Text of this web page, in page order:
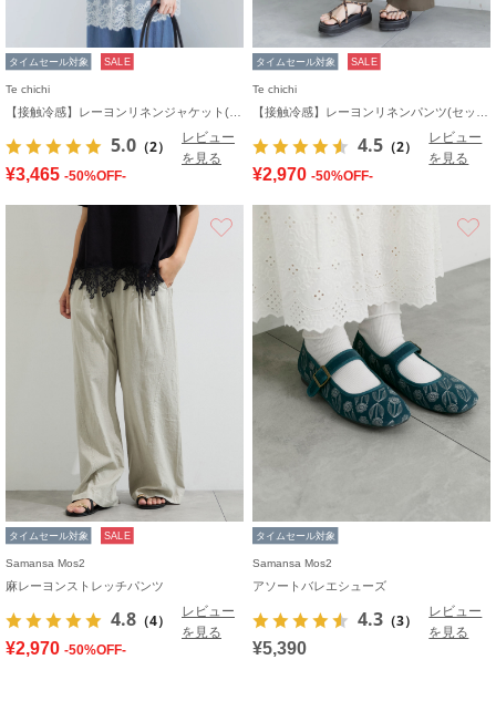
タイムセール対象 SALE
Te chichi
5.0 （2）
レビュー
を見る
¥3,465 -50%OFF-
タイムセール対象 SALE
Te chichi
4.5 （2）
レビュー
を見る
¥2,970 -50%OFF-
お気に入り
タイムセール対象 SALE
Samansa Mos2
麻レーヨンストレッチパンツ
4.8 （4）
レビュー
を見る
¥2,970 -50%OFF-
タイムセール対象
Samansa Mos2
アソートバレエシューズ
4.3 （3）
レビュー
を見る
¥5,390